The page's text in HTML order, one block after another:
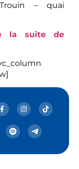
– quai
la suite de